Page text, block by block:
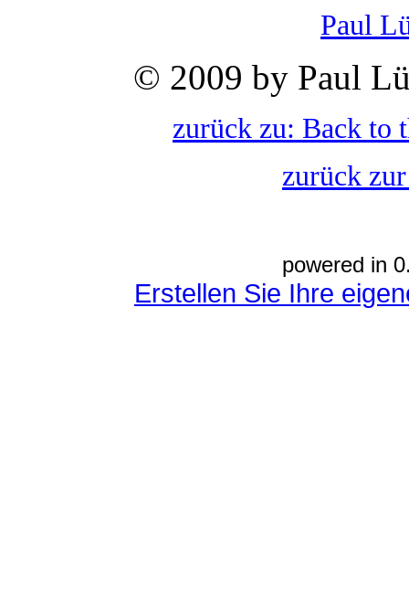
Paul
© 2009 by Paul
zurück zu: Back to
zurück
powered in
Erstellen Sie Ihre